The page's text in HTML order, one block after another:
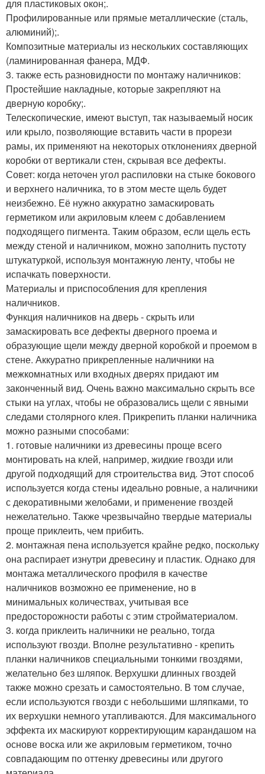
для пластиковых окон;.
Профилированные или прямые металлические (сталь,
алюминий);.
Композитные материалы из нескольких составляющих
(ламинированная фанера, МДФ.
3. также есть разновидности по монтажу наличников:
Простейшие накладные, которые закрепляют на
дверную коробку;.
Телескопические, имеют выступ, так называемый носик
или крыло, позволяющие вставить части в прорези
рамы, их применяют на некоторых отклонениях дверной
коробки от вертикали стен, скрывая все дефекты.
Совет: когда неточен угол распиловки на стыке бокового
и верхнего наличника, то в этом месте щель будет
неизбежно. Её нужно аккуратно замаскировать
герметиком или акриловым клеем с добавлением
подходящего пигмента. Таким образом, если щель есть
между стеной и наличником, можно заполнить пустоту
штукатуркой, используя монтажную ленту, чтобы не
испачкать поверхности.
Материалы и приспособления для крепления
наличников.
Функция наличников на дверь - скрыть или
замаскировать все дефекты дверного проема и
образующие щели между дверной коробкой и проемом в
стене. Аккуратно прикрепленные наличники на
межкомнатных или входных дверях придают им
законченный вид. Очень важно максимально скрыть все
стыки на углах, чтобы не образовались щели с явными
следами столярного клея. Прикрепить планки наличника
можно разными способами:
1. готовые наличники из древесины проще всего
монтировать на клей, например, жидкие гвозди или
другой подходящий для строительства вид. Этот способ
используется когда стены идеально ровные, а наличники
с декоративными желобами, и применение гвоздей
нежелательно. Также чрезвычайно твердые материалы
проще приклеить, чем прибить.
2. монтажная пена используется крайне редко, поскольку
она распирает изнутри древесину и пластик. Однако для
монтажа металлического профиля в качестве
наличников возможно ее применение, но в
минимальных количествах, учитывая все
предосторожности работы с этим стройматериалом.
3. когда приклеить наличники не реально, тогда
используют гвозди. Вполне результативно - крепить
планки наличников специальными тонкими гвоздями,
желательно без шляпок. Верхушки длинных гвоздей
также можно срезать и самостоятельно. В том случае,
если используются гвозди с небольшими шляпками, то
их верхушки немного утапливаются. Для максимального
эффекта их маскируют корректирующим карандашом на
основе воска или же акриловым герметиком, точно
совпадающим по оттенку древесины или другого